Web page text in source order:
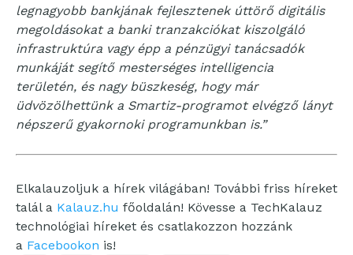
legnagyobb bankjának fejlesztenek úttörő digitális
megoldásokat a banki tranzakciókat kiszolgáló
infrastruktúra vagy épp a pénzügyi tanácsadók
munkáját segítő mesterséges intelligencia
területén, és nagy büszkeség, hogy már
üdvözölhettünk a Smartiz-programot elvégző lányt
népszerű gyakornoki programunkban is.”
Elkalauzoljuk a hírek világában! További friss híreket
talál a Kalauz.hu főoldalán! Kövesse a TechKalauz
technológiai híreket és csatlakozzon hozzánk
a Facebookon is!